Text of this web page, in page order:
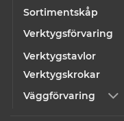
Sortimentskåp
Verktygsförvaring
Verktygstavlor
Verktygskrokar
Väggförvaring